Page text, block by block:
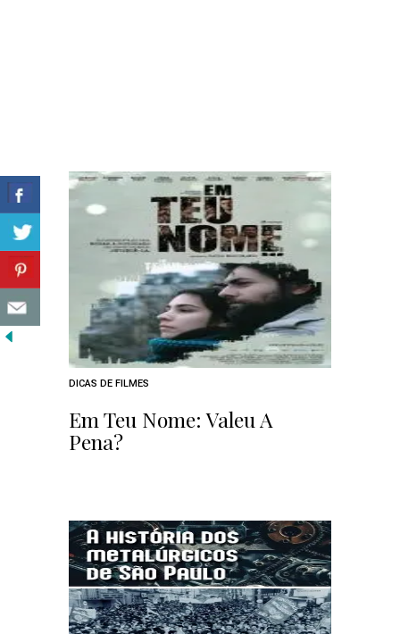
DICAS DE FILMES
Em Teu Nome: Valeu A
Pena?